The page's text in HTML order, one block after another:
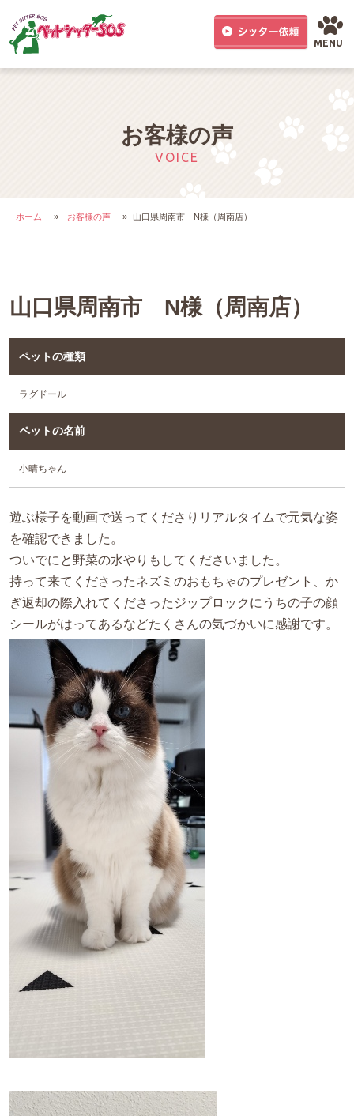
MENU
お客様の声
VOICE
ホーム » お客様の声 » 山口県周南市 N様（周南店）
山口県周南市 N様（周南店）
ペットの種類
ラグドール
ペットの名前
小晴ちゃん
遊ぶ様子を動画で送ってくださりリアルタイムで元気な姿
を確認できました。
ついでにと野菜の水やりもしてくださいました。
持って来てくださったネズミのおもちゃのプレゼント、か
ぎ返却の際入れてくださったジップロックにうちの子の顔
シールがはってあるなどたくさんの気づかいに感謝です。